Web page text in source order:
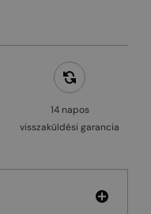
14 napos
visszaküldési garancia